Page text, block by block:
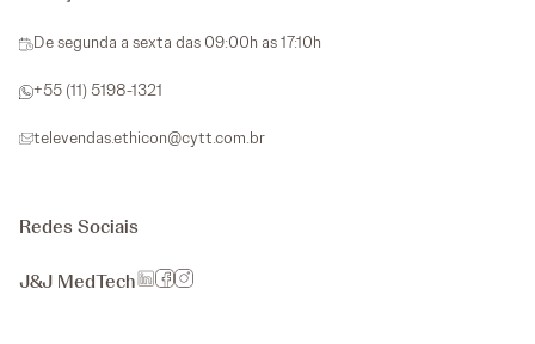
De segunda a sexta das 09:00h as 17:10h
+55 (11) 5198-1321
televendas.ethicon@cytt.com.br
Redes Sociais
J&J MedTech